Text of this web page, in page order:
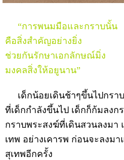
“การพนมมือและกราบนั้น
คือสิ่งสำคัญอย่างยิ่ง
ช่วยกันรักษาเอกลักษณ์มิ่ง
มงคลสิ่งให้อยูนาน”
เด็กน้อยเดินช้าๆขึ้นไปกรา
ที่เด็กกำลังขึ้นไป เด็กก็ก้มลงก
กราบพระสงฆ์ที่เดินสวนลงมา
เทพ อย่างเคารพ ก่อนจะลงม
สุเทพอีกครั้ง